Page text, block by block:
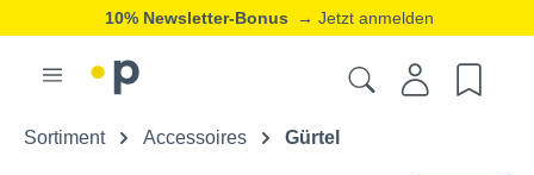
10% Newsletter-Bonus → Jetzt anmelden
Sortiment Accessoires Gürtel